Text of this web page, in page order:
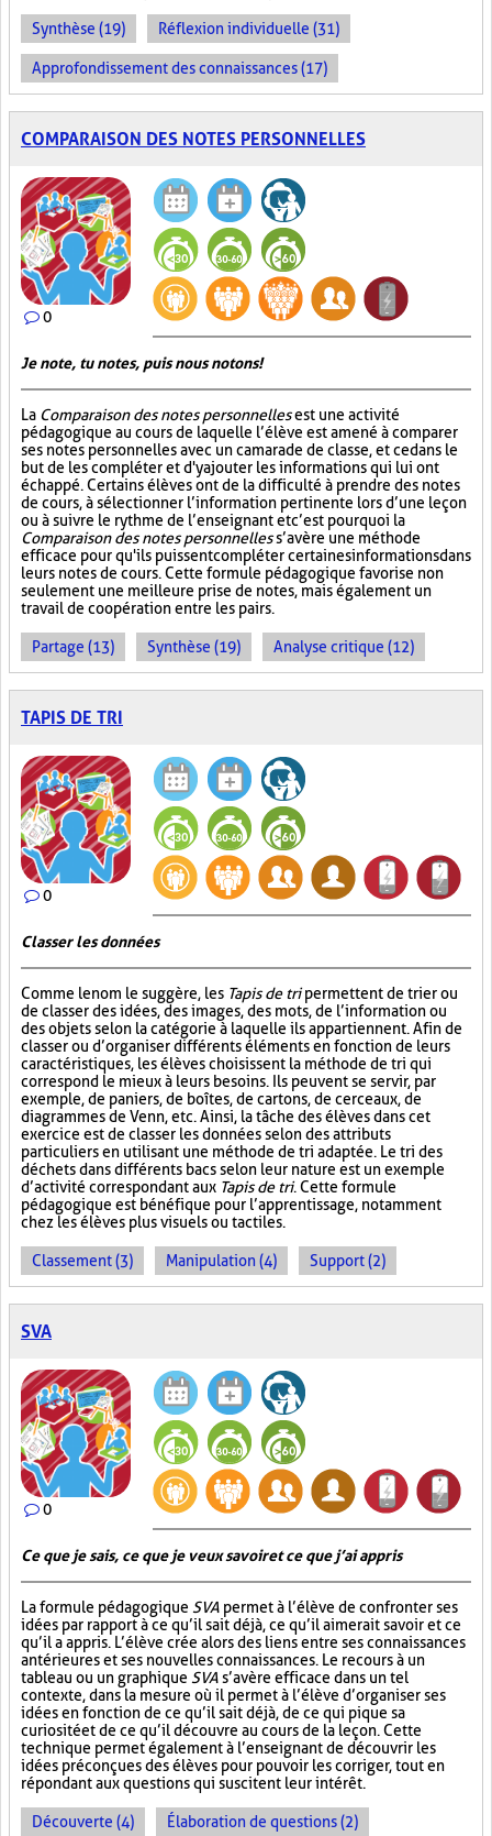
Synthèse (19) Réflexion individuelle (31)
Approfondissement des connaissances (17)
COMPARAISON DES NOTES PERSONNELLES
0
Je note, tu notes, puis nous notons!
La Comparaison des notes personnellesest une activité
pédagogique au cours de laquelle l’élève est amené à comparer
ses notes personnelles avec un camarade de classe, et ce dans le
but de les compléter et d'y ajouter les informations qui lui ont
échappé. Certains élèves ont de la difficulté à prendre des notes
de cours, à sélectionner l’information pertinente lors d’une leçon
ou à suivre le rythme de l’enseignant et c’est pourquoi la
Comparaison des notes personnelless’avère une méthode
efficace pour qu'ils puissent compléter certaines informations dans
leurs notes de cours. Cette formule pédagogique favorise non
seulement une meilleure prise de notes, mais également un
travail de coopération entre les pairs.
Partage (13) Synthèse (19) Analyse critique (12)
TAPIS DE TRI
0
Classer les données
Comme le nom le suggère, les Tapis de tripermettent de trier ou
de classer des idées, des images, des mots, de l’information ou
des objets selon la catégorie à laquelle ils appartiennent. Afin de
classer ou d’organiser différents éléments en fonction de leurs
caractéristiques, les élèves choisissent la méthode de tri qui
correspond le mieux à leurs besoins. Ils peuvent se servir, par
exemple, de paniers, de boîtes, de cartons, de cerceaux, de
diagrammes de Venn, etc. Ainsi, la tâche des élèves dans cet
exercice est de classer les données selon des attributs
particuliers en utilisant une méthode de tri adaptée. Le tri des
déchets dans différents bacs selon leur nature est un exemple
d’activité correspondant aux Tapis de tri. Cette formule
pédagogique est bénéfique pour l’apprentissage, notamment
chez les élèves plus visuels ou tactiles.
Classement (3) Manipulation (4) Support (2)
SVA
0
Ce que je sais, ce que je veux savoir et ce que j’ai appris
La formule pédagogique SVA permet à l’élève de confronter ses
idées par rapport à ce qu’il sait déjà, ce qu’il aimerait savoir et ce
qu’il a appris. L’élève crée alors des liens entre ses connaissances
antérieures et ses nouvelles connaissances. Le recours à un
tableau ou un graphique SVA s’avère efficace dans un tel
contexte, dans la mesure où il permet à l’élève d’organiser ses
idées en fonction de ce qu’il sait déjà, de ce qui pique sa
curiosité et de ce qu’il découvre au cours de la leçon. Cette
technique permet également à l’enseignant de découvrir les
idées préconçues des élèves pour pouvoir les corriger, tout en
répondant aux questions qui suscitent leur intérêt.
Découverte (4) Élaboration de questions (2)